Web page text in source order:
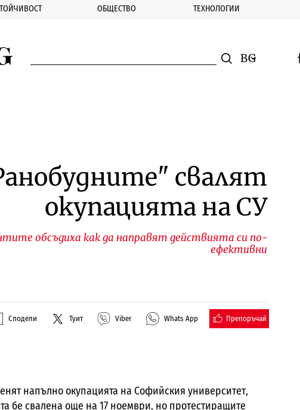
ОБЩЕСТВО ТЕХНОЛОГИИ
Смяна на
свалят
окупацията на СУ
обсъдиха как да направят действията си по-
ефективни
Сподели Туит Viber Whats App Препоръчай
напълно окупацията на Софийския университет,
бе свалена още на 17 ноември, но протестиращите